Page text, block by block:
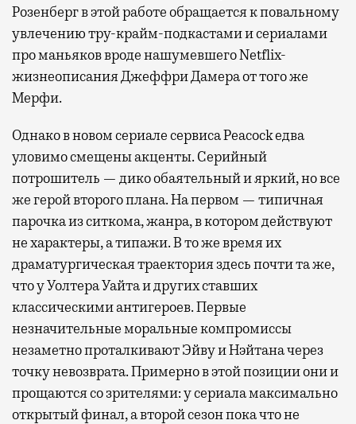
Розенберг в этой работе обращается к повальному
увлечению тру-крайм-подкастами и сериалами
про маньяков вроде нашумевшего Netflix-
жизнеописания Джеффри Дамера от того же
Мерфи.
Однако в новом сериале сервиса Peacock едва
уловимо смещены акценты. Серийный
потрошитель — дико обаятельный и яркий, но все
же герой второго плана. На первом — типичная
парочка из ситкома, жанра, в котором действуют
не характеры, а типажи. В то же время их
драматургическая траектория здесь почти та же,
что у Уолтера Уайта и других ставших
классическими антигероев. Первые
незначительные моральные компромиссы
незаметно проталкивают Эйву и Нэйтана через
точку невозврата. Примерно в этой позиции они и
прощаются со зрителями: у сериала максимально
открытый финал, а второй сезон пока что не